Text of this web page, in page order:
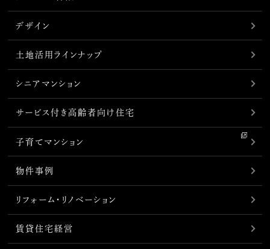
デザイン
土地活用ラインナップ
シニアマンション
サービス付き高齢者向け住宅
子育てマンション
物件事例
リフォーム・リノベーション
賃貸住宅経営